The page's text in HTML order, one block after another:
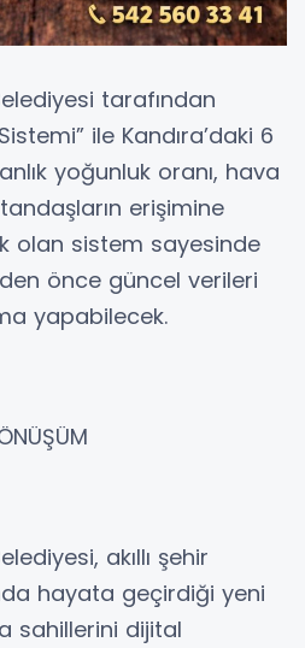
tarafından
ile Kandıra’daki 6
yoğunluk oranı, hava
erişimine
olan sistem sayesinde
önce güncel verileri
yapabilecek.
akıllı şehir
hayata geçirdiği yeni
sahillerini dijital